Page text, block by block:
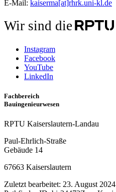
E-Mail: kaiserma[at]rhrk.uni-kl.de
Wir sind die
Instagram
Facebook
YouTube
LinkedIn
Fachbereich
Bauingenieurwesen
RPTU Kaiserslautern-Landau
Paul-Ehrlich-Straße
Gebäude 14
67663 Kaiserslautern
Zuletzt bearbeitet: 23. August 2024